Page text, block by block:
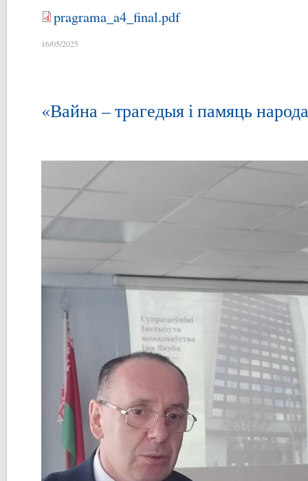
pragrama_a4_final.pdf
16/05/2025
«Вайна – трагедыя і памяць